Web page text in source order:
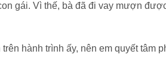
gái. Vì thế, bà đã đi vay mượn
hành trình ấy, nên em quyết tâm